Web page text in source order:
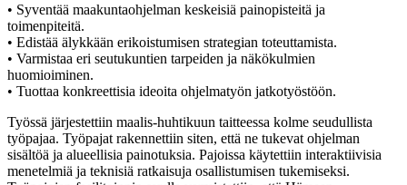
• Syventää maakuntaohjelman keskeisiä painopisteitä ja
toimenpiteitä.
• Edistää älykkään erikoistumisen strategian toteuttamista.
• Varmistaa eri seutukuntien tarpeiden ja näkökulmien
huomioiminen.
• Tuottaa konkreettisia ideoita ohjelmatyön jatkotyöstöön.
Työssä järjestettiin maalis-huhtikuun taitteessa kolme seudullista
työpajaa. Työpajat rakennettiin siten, että ne tukevat ohjelman
sisältöä ja alueellisia painotuksia. Pajoissa käytettiin interaktiivisia
menetelmiä ja teknisiä ratkaisuja osallistumisen tukemiseksi.